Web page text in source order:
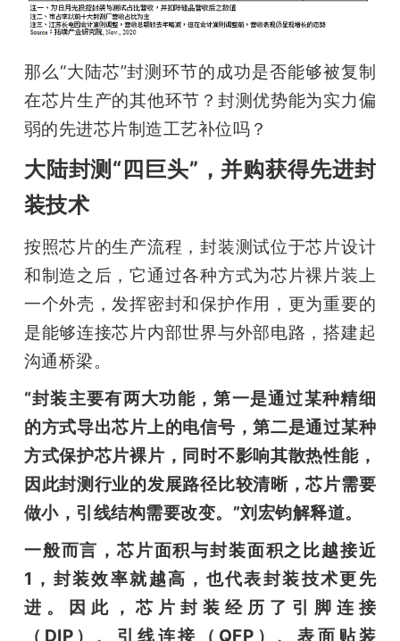
那么“大陆芯”封测环节的成功是否能够被复制
在芯片生产的其他环节？封测优势能为实力偏
弱的先进芯片制造工艺补位吗？
大陆封测“四巨头”，并购获得先进封
装技术
按照芯片的生产流程，封装测试位于芯片设计
和制造之后，它通过各种方式为芯片裸片装上
一个外壳，发挥密封和保护作用，更为重要的
是能够连接芯片内部世界与外部电路，搭建起
沟通桥梁。
“封装主要有两大功能，第一是通过某种精细
的方式导出芯片上的电信号，第二是通过某种
方式保护芯片裸片，同时不影响其散热性能，
因此封测行业的发展路径比较清晰，芯片需要
做小，引线结构需要改变。”刘宏钧解释道。
一般而言，芯片面积与封装面积之比越接近
1，封装效率就越高，也代表封装技术更先
进。因此，芯片封装经历了引脚连接
（DIP）、引线连接（QFP）、表面贴装